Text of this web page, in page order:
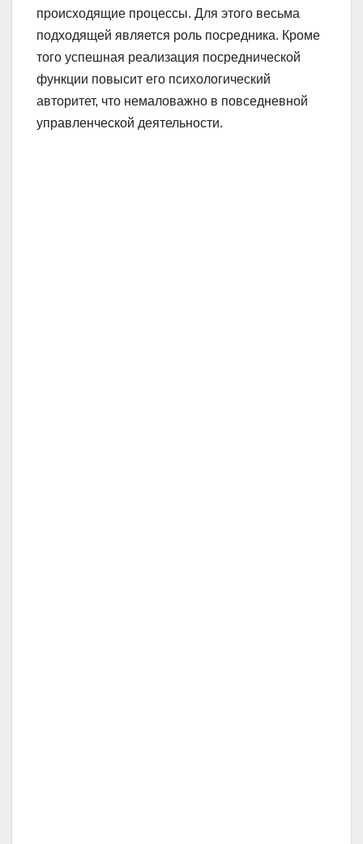
происходящие процессы. Для этого весьма
подходящей является роль посредника. Кроме
того успешная реализация посреднической
функции повысит его психологический
авторитет, что немаловажно в повседневной
управленческой деятельности.